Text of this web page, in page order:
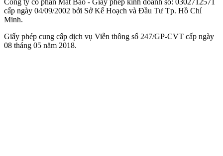
Công ty cổ phần Mắt Bão - Giấy phép kinh doanh số: 0302712571
cấp ngày 04/09/2002 bởi Sở Kế Hoạch và Đầu Tư Tp. Hồ Chí
Minh.
Giấy phép cung cấp dịch vụ Viễn thông số 247/GP-CVT cấp ngày
08 tháng 05 năm 2018.